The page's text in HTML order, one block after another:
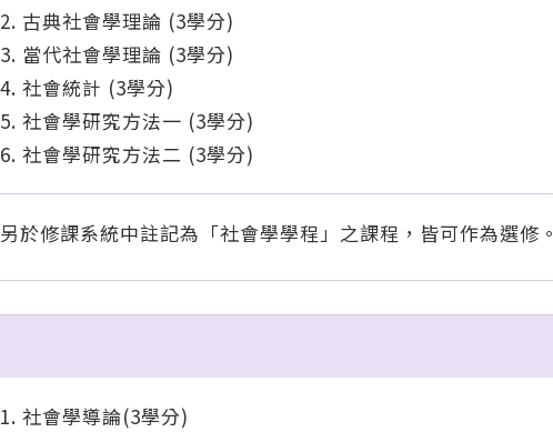
古典社會學理論 (3學分)
當代社會學理論 (3學分)
社會統計 (3學分)
社會學研究方法一 (3學分)
社會學研究方法二 (3學分)
另於修課系統中註記為「社會學學程」之課程，皆可作為選修。
社會學導論(3學分)